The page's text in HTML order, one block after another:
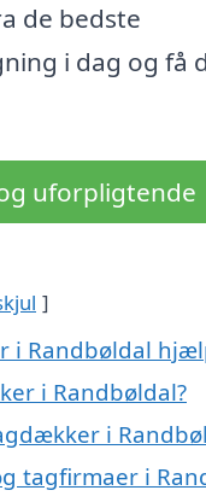
de bedste
i dag og få
uforpligtende
i Randbøldal
i Randbøldal?
i
tagfirmaer i